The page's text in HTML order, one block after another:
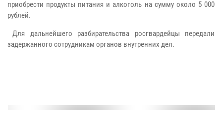
приобрести продукты питания и алкоголь на сумму около 5 000
рублей.
Для дальнейшего разбирательства росгвардейцы передали
задержанного сотрудникам органов внутренних дел.